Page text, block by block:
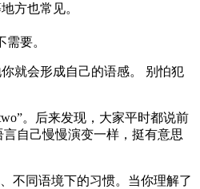
方也常见。
要。
就会形成自己的语感。 别怕犯
。后来发现，大家平时都说前
言自己慢慢演变一样，挺有意思
不同语境下的习惯。当你理解了